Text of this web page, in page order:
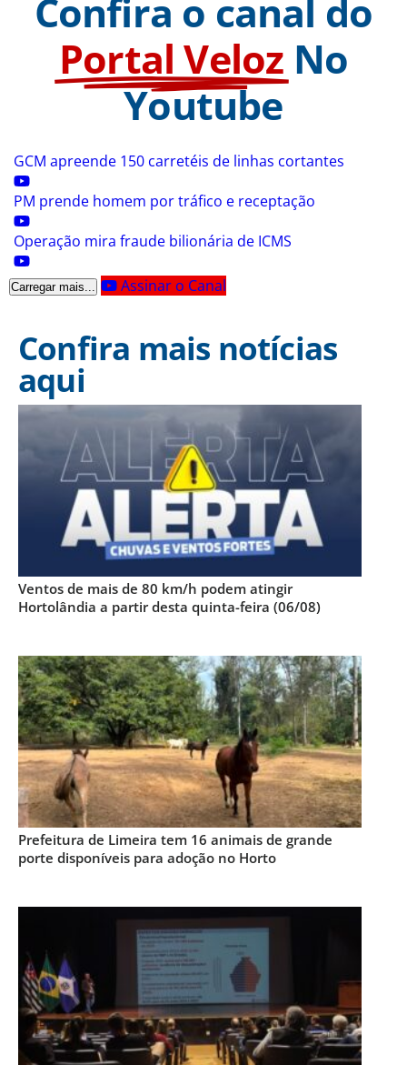
Confira o canal do
Portal Veloz No
Youtube
GCM apreende 150 carretéis de linhas cortantes
PM prende homem por tráfico e receptação
Operação mira fraude bilionária de ICMS
Carregar mais... Assinar o Canal
Confira mais notícias
aqui
Ventos de mais de 80 km/h podem atingir
Hortolândia a partir desta quinta-feira (06/08)
Prefeitura de Limeira tem 16 animais de grande
porte disponíveis para adoção no Horto